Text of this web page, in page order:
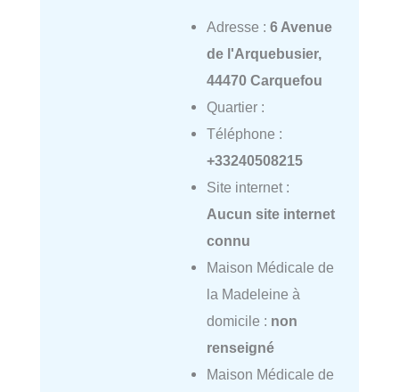
Adresse : 6 Avenue
de l'Arquebusier,
44470 Carquefou
Quartier :
Téléphone :
+33240508215
Site internet :
Aucun site internet
connu
Maison Médicale de
la Madeleine à
domicile : non
renseigné
Maison Médicale de